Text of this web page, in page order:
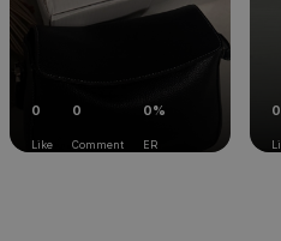
0
Like
0
Comment
0%
ER
0